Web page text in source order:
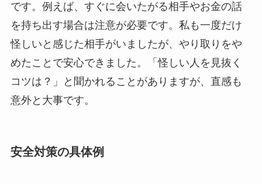
です。例えば、すぐに会いたがる相手やお金の話
を持ち出す場合は注意が必要です。私も一度だけ
怪しいと感じた相手がいましたが、やり取りをや
めたことで安心できました。「怪しい人を見抜く
コツは？」と聞かれることがありますが、直感も
意外と大事です。
安全対策の具体例